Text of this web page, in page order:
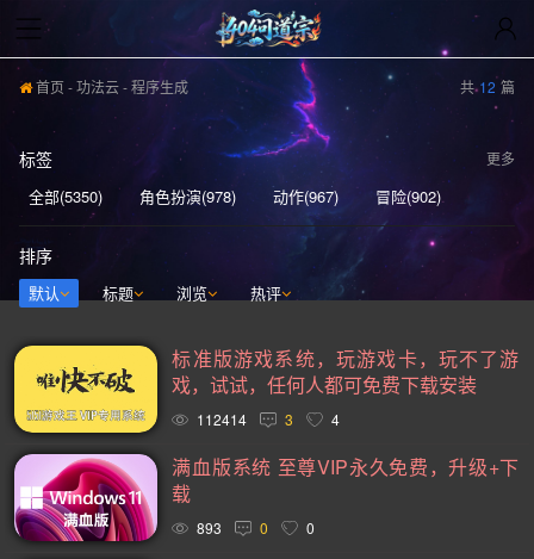
首页-功法云- 程序生成 共 12 篇
标签
全部(5350) 角色扮演(978) 动作(967)
冒险(902)
动作冒险(839)
独立(613) 单人(571)
模拟(567)
策略(555)
开放世界(531) 休闲(528)
奇幻(373)
射击(362) 3D(351)
合作(350)
沙盒(341)
女性主角(332) 解谜(330)
恐怖(306)
科幻(297) 模拟经营(282)
日系游戏(278)
暴力(278)
氛围(277)
2D(242)
可爱(234) 轻度 Rogue(224)
更多
排序
默认 标题 浏览 热评
标准版游戏系统，玩游戏卡，玩不了游
戏，试试，任何人都可免费下载安装
112414 3 4
满血版系统 至尊VIP永久免费，升级+下
载
893 0 0